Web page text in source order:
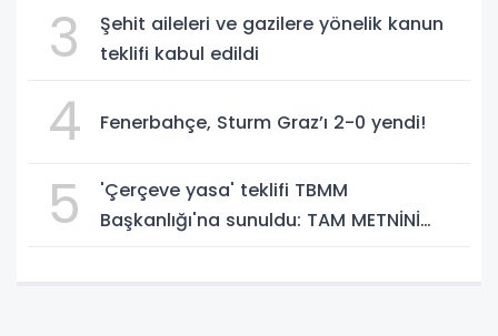
3
Şehit aileleri ve gazilere yönelik kanun
teklifi kabul edildi
4 Fenerbahçe, Sturm Graz’ı 2-0 yendi!
5
'Çerçeve yasa' teklifi TBMM
Başkanlığı'na sunuldu: TAM METNİNİ